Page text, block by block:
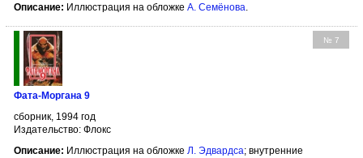
Описание: Иллюстрация на обложке А. Семёнова
№ 7
Фата-Моргана 9
сборник, 1994 год
Издательство: Флокс
Описание: Иллюстрация на обложке Л. Эдвардса; внутренние